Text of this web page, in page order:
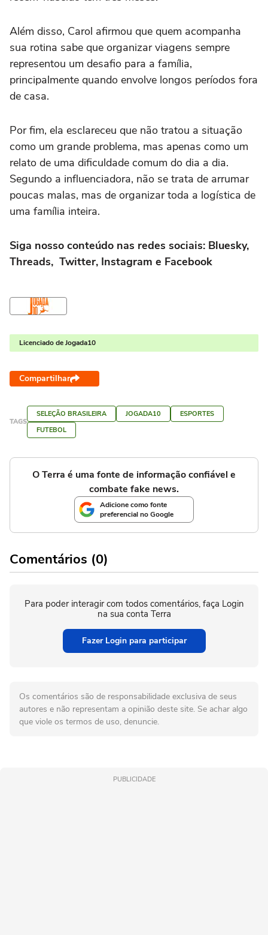
Além disso, Carol afirmou que quem acompanha
sua rotina sabe que organizar viagens sempre
representou um desafio para a família,
principalmente quando envolve longos períodos fora
de casa.
Por fim, ela esclareceu que não tratou a situação
como um grande problema, mas apenas como um
relato de uma dificuldade comum do dia a dia.
Segundo a influenciadora, não se trata de arrumar
poucas malas, mas de organizar toda a logística de
uma família inteira.
Siga nosso conteúdo nas redes sociais: Bluesky,
Threads, Twitter, Instagram e Facebook
Licenciado de Jogada10
Compartilhar
TAGS
SELEÇÃO BRASILEIRA JOGADA10
ESPORTES
FUTEBOL
O Terra é uma fonte de informação confiável e
combate fake news.
Adicione como fonte
preferencial no Google
Comentários (0)
Para poder interagir com todos comentários, faça Login
na sua conta Terra
Fazer Login para participar
Os comentários são de responsabilidade exclusiva de seus
autores e não representam a opinião deste site. Se achar algo
que viole os termos de uso, denuncie.
PUBLICIDADE